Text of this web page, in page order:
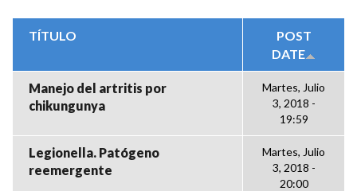
TÍTULO
POST
DATE
Manejo del artritis por
chikungunya
Martes, Julio
3, 2018 -
19:59
Legionella. Patógeno
reemergente
Martes, Julio
3, 2018 -
20:00